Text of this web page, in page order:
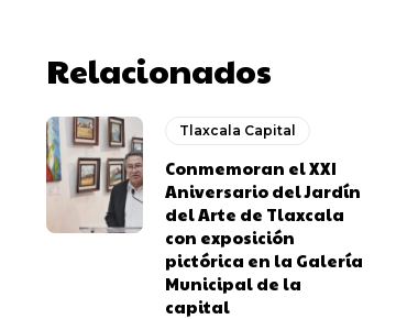
Relacionados
Tlaxcala Capital
Conmemoran el XXI
Aniversario del Jardín
del Arte de Tlaxcala
con exposición
pictórica en la Galería
Municipal de la
capital